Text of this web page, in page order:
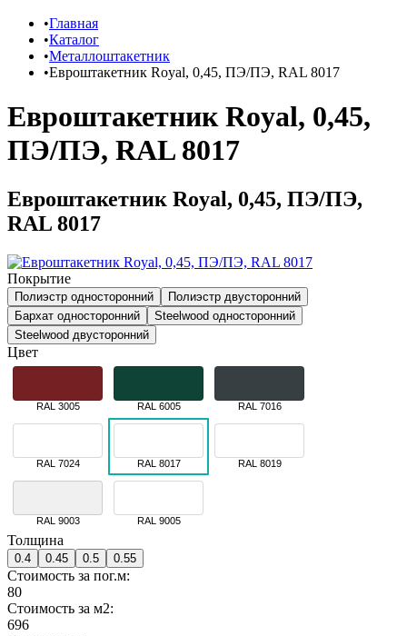
Главная
Каталог
Металлоштакетник
Евроштакетник Royal, 0,45, ПЭ/ПЭ, RAL 8017
Евроштакетник Royal, 0,45,
ПЭ/ПЭ, RAL 8017
Евроштакетник Royal, 0,45, ПЭ/ПЭ,
RAL 8017
Покрытие
Полиэстр односторонний
Полиэстр двусторонний
Бархат односторонний
Steelwood односторонний
Steelwood двусторонний
Цвет
RAL 3005 RAL 6005 RAL 7016
RAL 7024 RAL 8017 RAL 8019
RAL 9003 RAL 9005
Толщина
0.4 0.45 0.5 0.55
Стоимость за пог.м:
80
Стоимость за м2:
696